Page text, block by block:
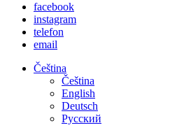
facebook
instagram
telefon
email
Čeština
Čeština
English
Deutsch
Русский